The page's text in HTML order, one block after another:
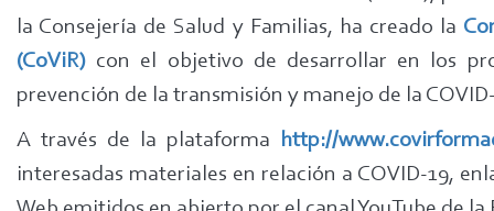
la Consejería de Salud y Familias, ha creado la
(CoViR) con el objetivo de desarrollar en los
prevención de la transmisión y manejo de la
A través de la plataforma http://
interesadas materiales en relación a COVID-19,